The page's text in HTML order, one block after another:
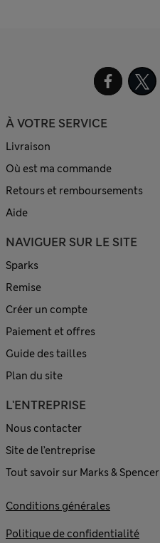
À VOTRE SERVICE
Livraison
Où est ma commande
Retours et remboursements
Aide
NAVIGUER SUR LE SITE
Sparks
Remise
Créer un compte
Paiement et offres
Guide des tailles
Plan du site
L'ENTREPRISE
Nous contacter
Site de l’entreprise
Tout savoir sur Marks & Spencer
Conditions générales
Politique de confidentialité